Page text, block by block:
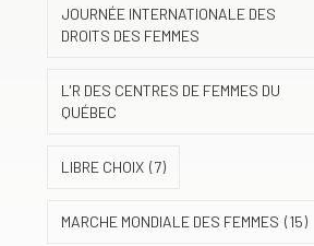
JOURNÉE INTERNATIONALE DES
DROITS DES FEMMES
L'R DES CENTRES DE FEMMES DU
QUÉBEC
LIBRE CHOIX (7)
MARCHE MONDIALE DES FEMMES (15)